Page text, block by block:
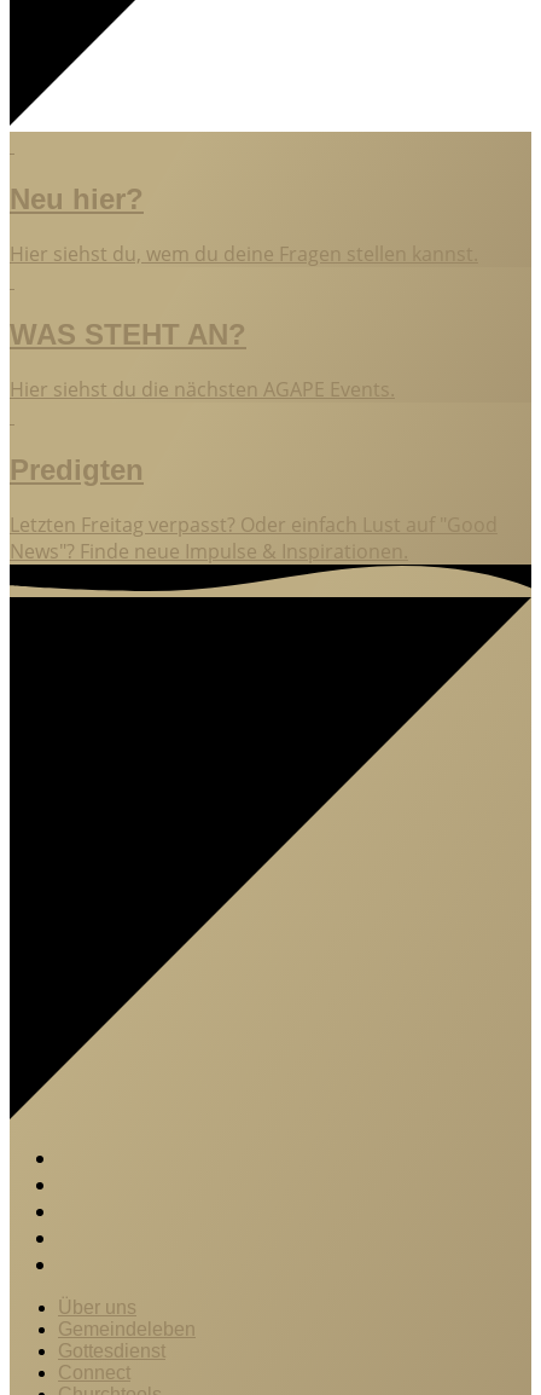
Neu hier?
Hier siehst du, wem du deine Fragen stellen kannst.
WAS STEHT AN?
Hier siehst du die nächsten AGAPE Events.
Predigten
Letzten Freitag verpasst? Oder einfach Lust auf "Good
News"? Finde neue Impulse & Inspirationen.
Über uns
Gemeindeleben
Gottesdienst
Connect